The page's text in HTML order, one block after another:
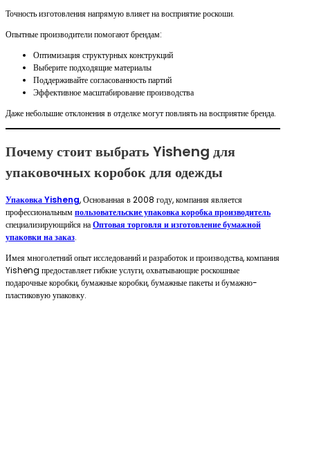
Точность изготовления напрямую влияет на восприятие роскоши.
Опытные производители помогают брендам:
Оптимизация структурных конструкций
Выберите подходящие материалы
Поддерживайте согласованность партий
Эффективное масштабирование производства
Даже небольшие отклонения в отделке могут повлиять на восприятие бренда.
Почему стоит выбрать Yisheng для
упаковочных коробок для одежды
Упаковка Yisheng, Основанная в 2008 году, компания является
профессиональнымпользовательские упаковка коробка производитель
специализирующийся наОптовая торговля и изготовление бумажной
упаковки на заказ.
Имея многолетний опыт исследований и разработок и производства, компания
Yisheng предоставляет гибкие услуги, охватывающие роскошные
подарочные коробки, бумажные коробки, бумажные пакеты и бумажно-
пластиковую упаковку.